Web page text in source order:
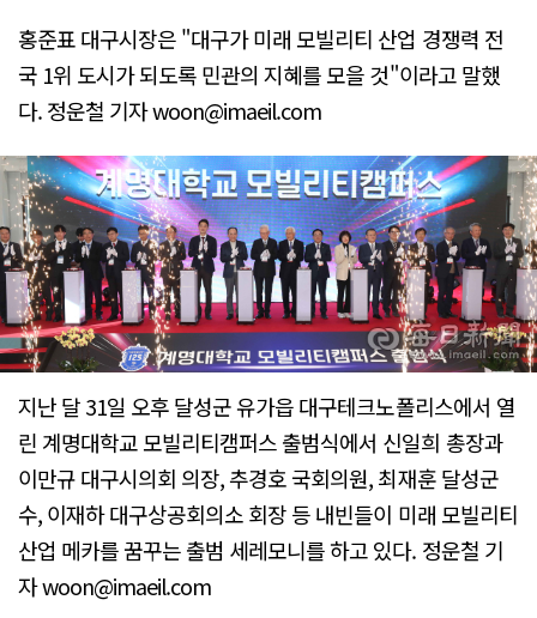
홍준표 대구시장은 "대구가 미래 모빌리티 산업 경쟁력 전
국 1위 도시가 되도록 민관의 지혜를 모을 것"이라고 말했
다. 정운철 기자 woon@imaeil.com
지난 달 31일 오후 달성군 유가읍 대구테크노폴리스에서 열
린 계명대학교 모빌리티캠퍼스 출범식에서 신일희 총장과
이만규 대구시의회 의장, 추경호 국회의원, 최재훈 달성군
수, 이재하 대구상공회의소 회장 등 내빈들이 미래 모빌리티
산업 메카를 꿈꾸는 출범 세레모니를 하고 있다. 정운철 기
자 woon@imaeil.com